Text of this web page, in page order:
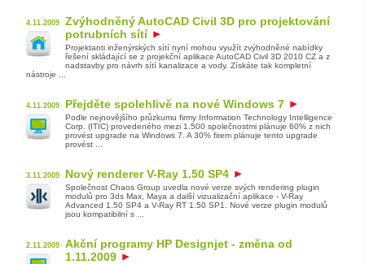
4.11.2009
Zvýhodněný AutoCAD Civil 3D pro projektování
potrubních sítí
Projektanti inženýrských sítí nyní mohou využít zvýhodněné nabídky
řešení skládající se z projekční aplikace AutoCAD Civil 3D 2010 CZ a z
nadstavby pro návrh sítí kanalizace a vody. Získáte tak kompletní
nástroje ...
4.11.2009 Přejděte spolehlivě na nové Windows 7
Podle nejnovějšího průzkumu firmy Information Technology Intelligence
Corp. (ITIC) provedeného mezi 1.500 společnostmi plánuje 60% z nich
provést upgrade na Windows 7. A 30% firem plánuje tento upgrade
provést ...
3.11.2009 Nový renderer V-Ray 1.50 SP4
Společnost Chaos Group uvedla nové verze svých rendering plugin
modulů pro 3ds Max, Maya a další vizualizační aplikace - V-Ray
Advanced 1.50 SP4 a V-Ray RT 1.50 SP1. Nové verze plugin modulů
jsou kompatibilní s ...
2.11.2009
Akční programy HP Designjet - změna od
1.11.2009